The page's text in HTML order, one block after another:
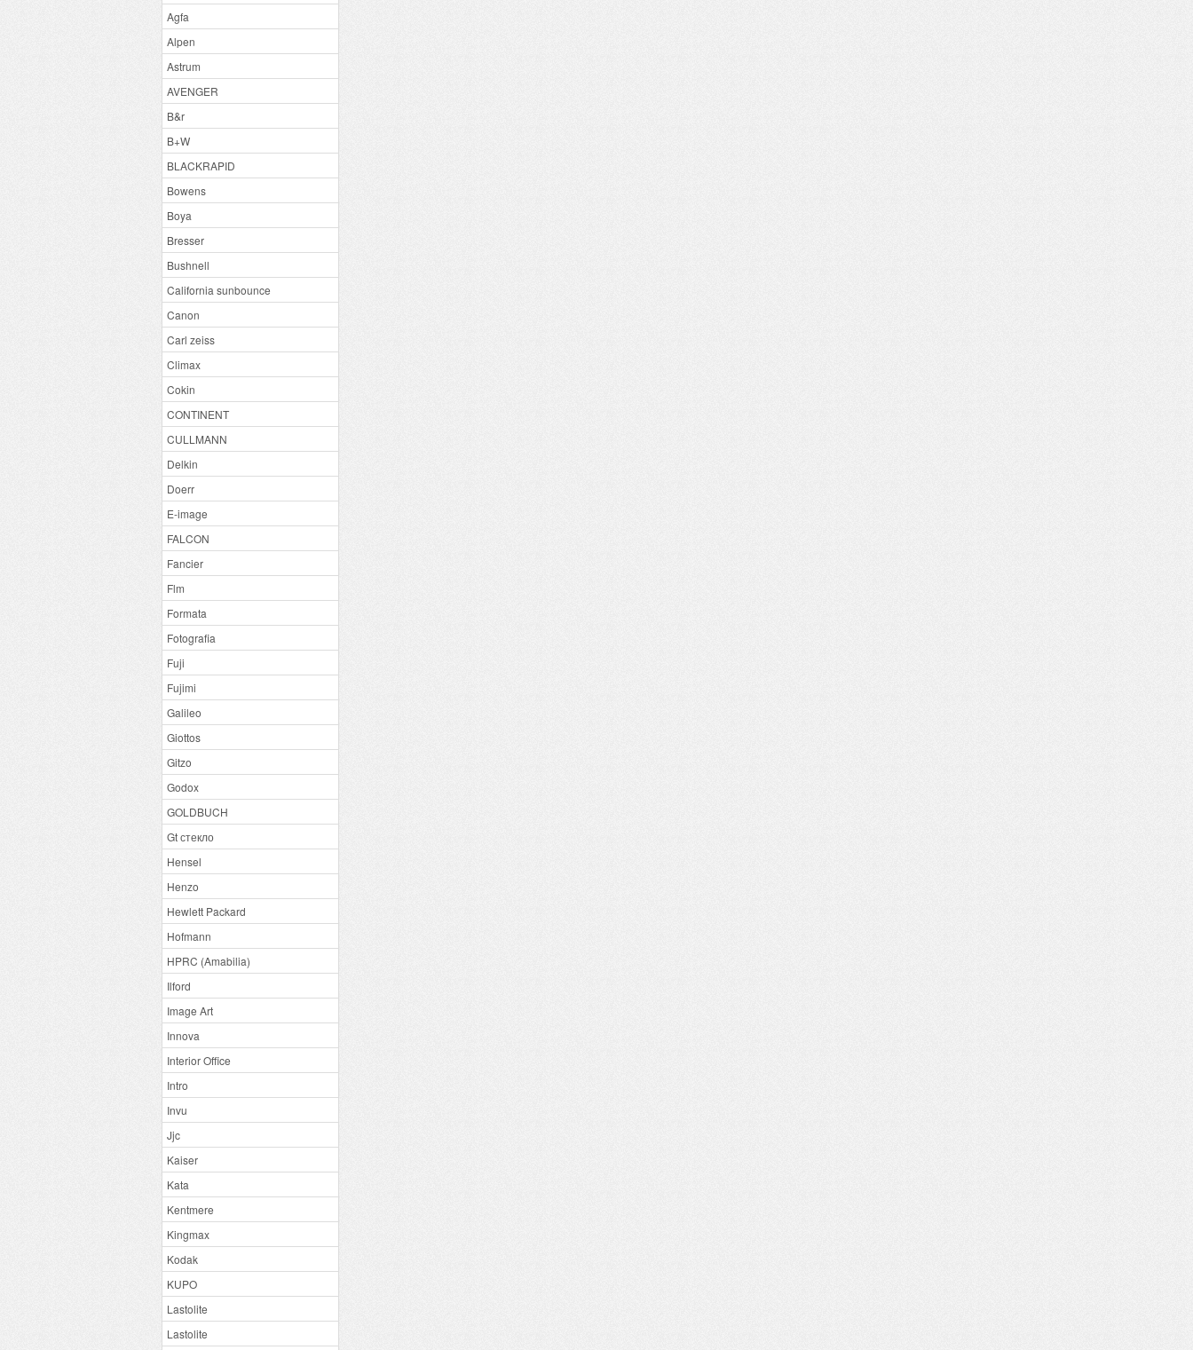
Agfa
Alpen
Astrum
AVENGER
B&r
B+W
BLACKRAPID
Bowens
Boya
Bresser
Bushnell
California sunbounce
Canon
Carl zeiss
Climax
Cokin
CONTINENT
CULLMANN
Delkin
Doerr
E-image
FALCON
Fancier
Flm
Formata
Fotografia
Fuji
Fujimi
Galileo
Giottos
Gitzo
Godox
GOLDBUCH
Gt стекло
Hensel
Henzo
Hewlett Packard
Hofmann
HPRC (Amabilia)
Ilford
Image Art
Innova
Interior Office
Intro
Invu
Jjc
Kaiser
Kata
Kentmere
Kingmax
Kodak
KUPO
Lastolite
Lastolite